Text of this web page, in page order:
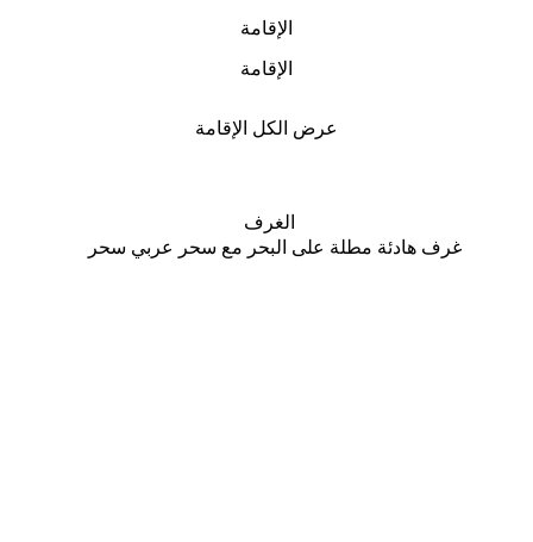
الإقامة
الإقامة
عرض الكل الإقامة
الغرف
غرف هادئة مطلة على البحر مع سحر عربي سحر